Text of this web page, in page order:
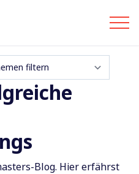
Blog. Hier erfährst